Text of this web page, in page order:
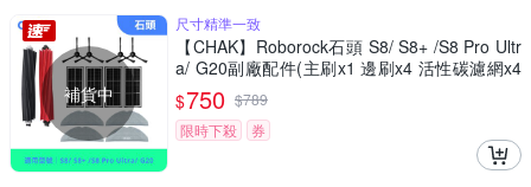
補貨中
尺寸精準一致
【CHAK】Roborock石頭 S8/ S8+ /S8 Pro Ultr
a/ G20副廠配件(主刷x1 邊刷x4 活性碳濾網x4
雙震動拖布x4)
$750 $789
限時下殺
券